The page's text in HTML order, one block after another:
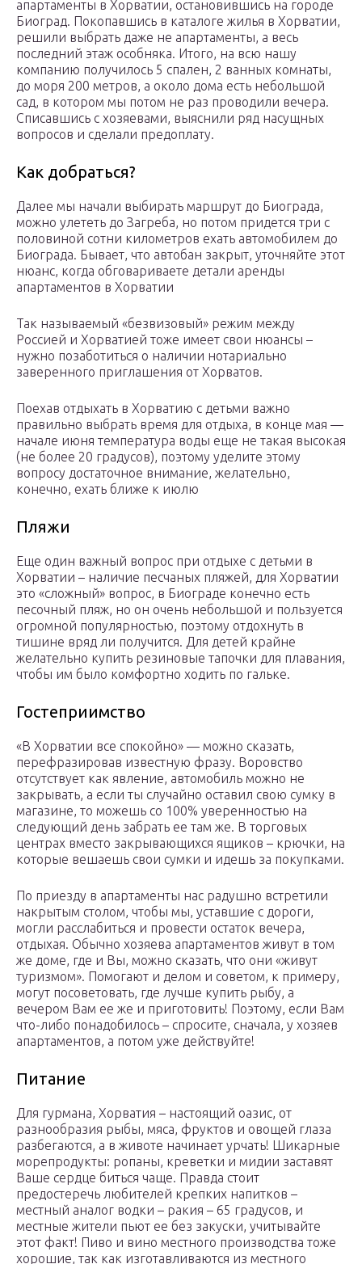
апартаменты в Хорватии, остановившись на городе
Биоград. Покопавшись в каталоге жилья в Хорватии,
решили выбрать даже не апартаменты, а весь
последний этаж особняка. Итого, на всю нашу
компанию получилось 5 спален, 2 ванных комнаты,
до моря 200 метров, а около дома есть небольшой
сад, в котором мы потом не раз проводили вечера.
Списавшись с хозяевами, выяснили ряд насущных
вопросов и сделали предоплату.
Как добраться?
Далее мы начали выбирать маршрут до Биограда,
можно улететь до Загреба, но потом придется три с
половиной сотни километров ехать автомобилем до
Биограда. Бывает, что автобан закрыт, уточняйте этот
нюанс, когда обговариваете детали аренды
апартаментов в Хорватии
Так называемый «безвизовый» режим между
Россией и Хорватией тоже имеет свои нюансы –
нужно позаботиться о наличии нотариально
заверенного приглашения от Хорватов.
Поехав отдыхать в Хорватию с детьми важно
правильно выбрать время для отдыха, в конце мая —
начале июня температура воды еще не такая высокая
(не более 20 градусов), поэтому уделите этому
вопросу достаточное внимание, желательно,
конечно, ехать ближе к июлю
Пляжи
Еще один важный вопрос при отдыхе с детьми в
Хорватии – наличие песчаных пляжей, для Хорватии
это «сложный» вопрос, в Биограде конечно есть
песочный пляж, но он очень небольшой и пользуется
огромной популярностью, поэтому отдохнуть в
тишине вряд ли получится. Для детей крайне
желательно купить резиновые тапочки для плавания,
чтобы им было комфортно ходить по гальке.
Гостеприимство
«В Хорватии все спокойно» — можно сказать,
перефразировав известную фразу. Воровство
отсутствует как явление, автомобиль можно не
закрывать, а если ты случайно оставил свою сумку в
магазине, то можешь со 100% уверенностью на
следующий день забрать ее там же. В торговых
центрах вместо закрывающихся ящиков – крючки, на
которые вешаешь свои сумки и идешь за покупками.
По приезду в апартаменты нас радушно встретили
накрытым столом, чтобы мы, уставшие с дороги,
могли расслабиться и провести остаток вечера,
отдыхая. Обычно хозяева апартаментов живут в том
же доме, где и Вы, можно сказать, что они «живут
туризмом». Помогают и делом и советом, к примеру,
могут посоветовать, где лучше купить рыбу, а
вечером Вам ее же и приготовить! Поэтому, если Вам
что-либо понадобилось – спросите, сначала, у хозяев
апартаментов, а потом уже действуйте!
Питание
Для гурмана, Хорватия – настоящий оазис, от
разнообразия рыбы, мяса, фруктов и овощей глаза
разбегаются, а в животе начинает урчать! Шикарные
морепродукты: ропаны, креветки и мидии заставят
Ваше сердце биться чаще. Правда стоит
предостеречь любителей крепких напитков –
местный аналог водки – ракия – 65 градусов, и
местные жители пьют ее без закуски, учитывайте
этот факт! Пиво и вино местного производства тоже
хорошие, так как изготавливаются из местного